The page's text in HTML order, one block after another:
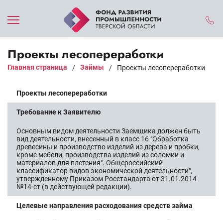
Проекты лесопереработки
Главная страница / Займы / Проекты лесопереработки
Проекты лесопереработки
Требование к Заявителю
Основным видом деятельности Заемщика должен быть
вид деятельности, внесенный в класс 16 "Обработка
древесины и производство изделий из дерева и пробки,
кроме мебели, производства изделий из соломки и
материалов для плетения". Общероссийский
классификатор видов экономической деятельности",
утвержденному Приказом Росстандарта от 31.01.2014
№14-ст (в действующей редакции).
Целевые направления расходования средств займа